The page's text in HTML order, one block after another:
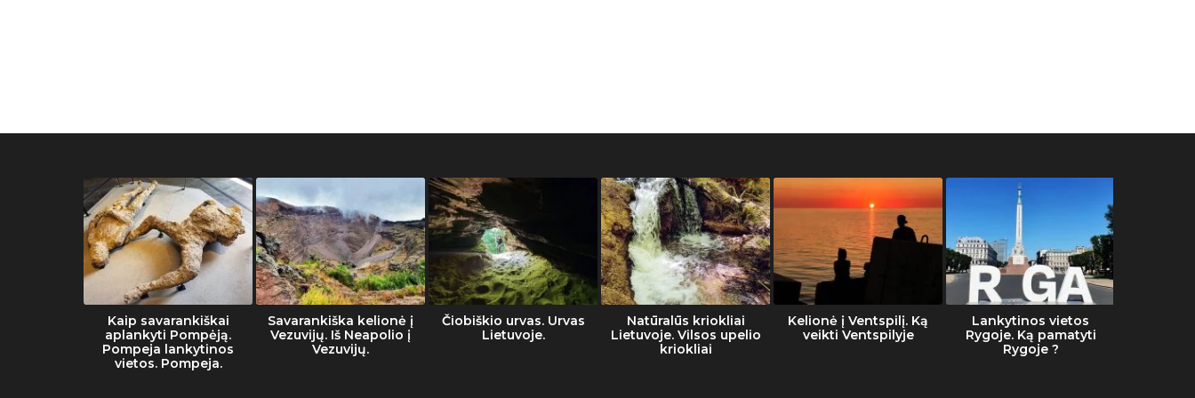
Kaip savarankiškai
aplankyti Pompėją.
Pompeja lankytinos
vietos. Pompeja.
Savarankiška kelionė į
Vezuvijų. Iš Neapolio į
Vezuvijų.
Čiobiškio urvas. Urvas
Lietuvoje.
Natūralūs kriokliai
Lietuvoje. Vilsos upelio
kriokliai
Kelionė į Ventspilį. Ką
veikti Ventspilyje
Lankytinos vietos
Rygoje. Ką pamatyti
Rygoje ?